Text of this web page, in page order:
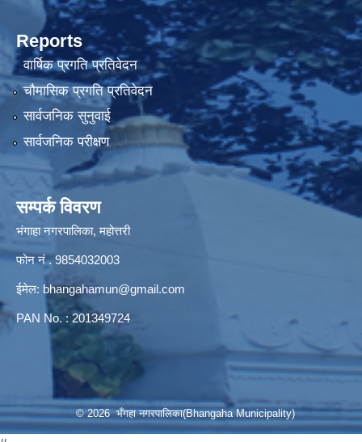
Reports
वार्षिक प्रगति प्रतिवेदन
चौमासिक प्रगति प्रतिवेदन
सार्वजनिक सुनुवाई
सार्वजनिक परीक्षण
सम्पर्क विवरण
भंगाहा नगरपालिका, महोत्तरी
फोन नं . 9854032003
ईमेल: bhangahamun@gmail.com
PAN No. : 201349724
© 2026 भँगहा नगरपालिका(Bhangaha Municipality)